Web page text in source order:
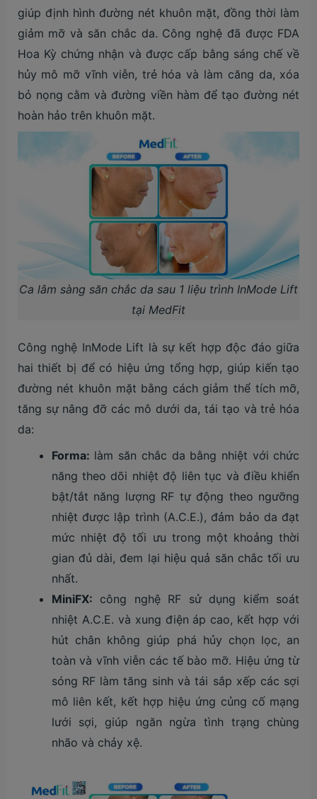
giúp định hình đường nét khuôn mặt, đồng thời làm
giảm mỡ và săn chắc da. Công nghệ đã được FDA
Hoa Kỳ chứng nhận và được cấp bằng sáng chế về
hủy mô mỡ vĩnh viễn, trẻ hóa và làm căng da, xóa
bỏ nọng cằm và đường viền hàm để tạo đường nét
hoàn hảo trên khuôn mặt.
Ca lâm sàng săn chắc da sau 1 liệu trình InMode Lift
tại MedFit
Công nghệ InMode Lift là sự kết hợp độc đáo giữa
hai thiết bị để có hiệu ứng tổng hợp, giúp kiến tạo
đường nét khuôn mặt bằng cách giảm thể tích mỡ,
tăng sự nâng đỡ các mô dưới da, tái tạo và trẻ hóa
da:
Forma: làm săn chắc da bằng nhiệt với chức
năng theo dõi nhiệt độ liên tục và điều khiển
bật/tắt năng lượng RF tự động theo ngưỡng
nhiệt được lập trình (A.C.E.), đảm bảo da đạt
mức nhiệt độ tối ưu trong một khoảng thời
gian đủ dài, đem lại hiệu quả săn chắc tối ưu
nhất.
MiniFX: công nghệ RF sử dụng kiểm soát
nhiệt A.C.E. và xung điện áp cao, kết hợp với
hút chân không giúp phá hủy chọn lọc, an
toàn và vĩnh viễn các tế bào mỡ. Hiệu ứng từ
sóng RF làm tăng sinh và tái sắp xếp các sợi
mô liên kết, kết hợp hiệu ứng củng cố mạng
lưới sợi, giúp ngăn ngừa tình trạng chùng
nhão và chảy xệ.